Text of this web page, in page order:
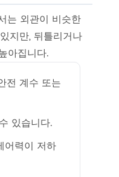
는 외관이 비슷한
지만, 뒤틀리거나
아집니다.
전 계수 또는
있습니다.
어력이 저하